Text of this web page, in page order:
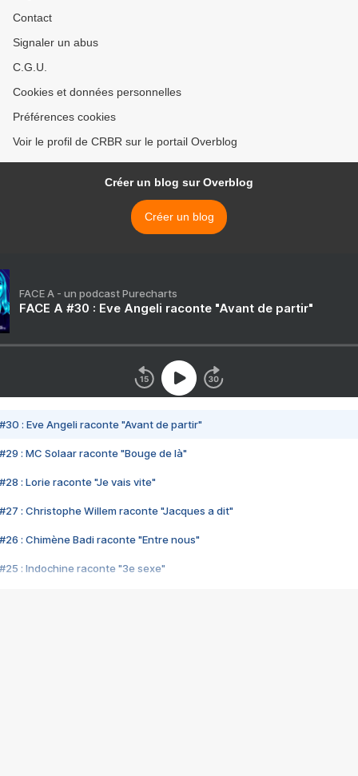
Contact
Signaler un abus
C.G.U.
Cookies et données personnelles
Préférences cookies
Voir le profil de CRBR sur le portail Overblog
Créer un blog sur Overblog
Créer un blog
FACE A - un podcast Purecharts
FACE A #30 : Eve Angeli raconte "Avant de partir"
#30 : Eve Angeli raconte "Avant de partir"
#29 : MC Solaar raconte "Bouge de là"
#28 : Lorie raconte "Je vais vite"
#27 : Christophe Willem raconte "Jacques a dit"
#26 : Chimène Badi raconte "Entre nous"
#25 : Indochine raconte "3e sexe"